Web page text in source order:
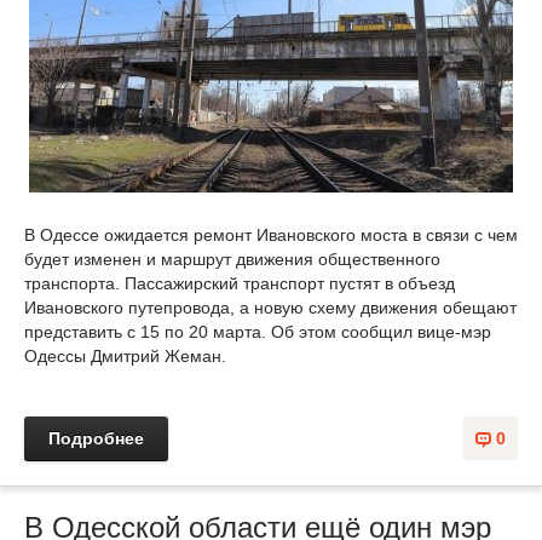
В Одессе ожидается ремонт Ивановского моста в связи с чем
будет изменен и маршрут движения общественного
транспорта. Пассажирский транспорт пустят в объезд
Ивановского путепровода, а новую схему движения обещают
представить с 15 по 20 марта. Об этом сообщил вице-мэр
Одессы Дмитрий Жеман.
0
Подробнее
В Одесской области ещё один мэр